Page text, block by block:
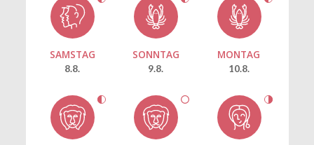
SAMSTAG
8.8.
SONNTAG
9.8.
MONTAG
10.8.